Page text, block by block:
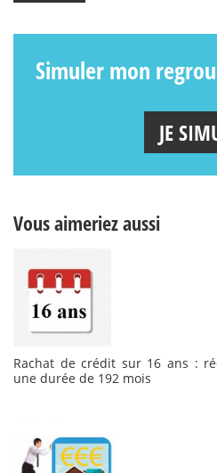
Simuler mon
JE
Vous aimeriez aussi
Rachat de crédit sur 16 ans :
une durée de 192 mois